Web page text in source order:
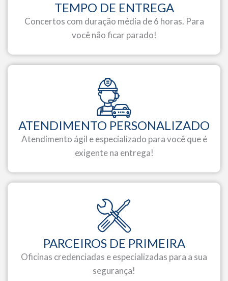
TEMPO DE ENTREGA
Concertos com duração média de 6 horas. Para
você não ficar parado!
ATENDIMENTO PERSONALIZADO
Atendimento ágil e especializado para você que é
exigente na entrega!
PARCEIROS DE PRIMEIRA
Oficinas credenciadas e especializadas para a sua
segurança!